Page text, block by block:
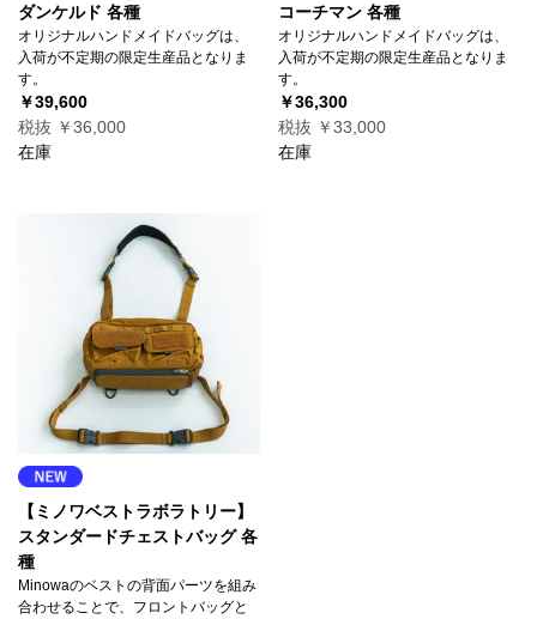
ダンケルド 各種
オリジナルハンドメイドバッグは、
入荷が不定期の限定生産品となりま
す。
￥39,600
税抜 ￥36,000
在庫
コーチマン 各種
オリジナルハンドメイドバッグは、
入荷が不定期の限定生産品となりま
す。
￥36,300
税抜 ￥33,000
在庫
【ミノワベストラボラトリー】
スタンダードチェストバッグ 各
種
Minowaのベストの背面パーツを組み
合わせることで、フロントバッグと